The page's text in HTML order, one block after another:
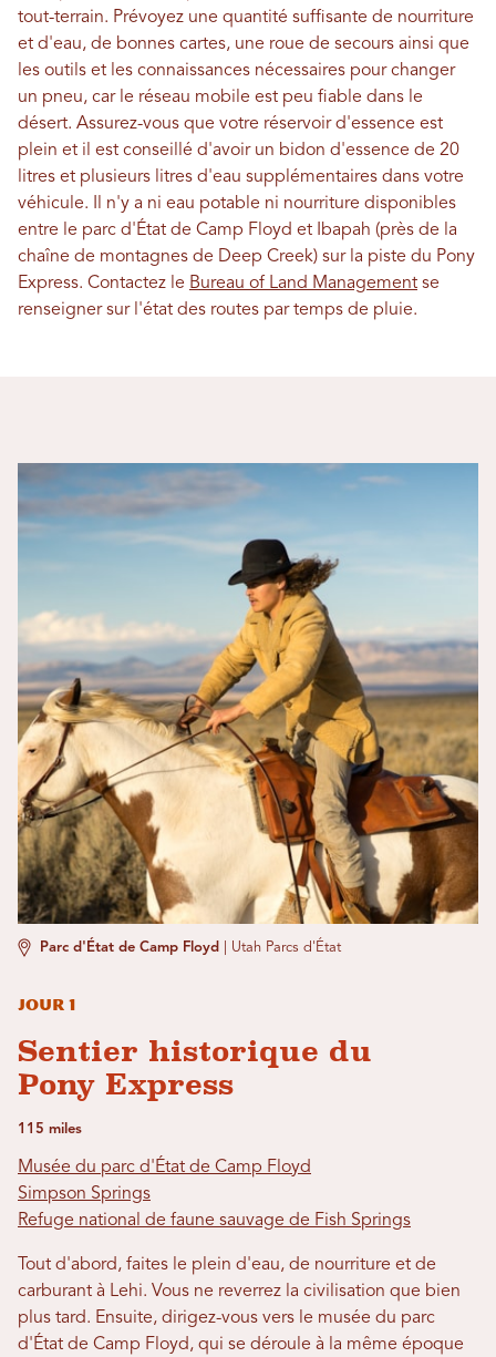
tout-terrain. Prévoyez une quantité suffisante de nourriture
et d'eau, de bonnes cartes, une roue de secours ainsi que
les outils et les connaissances nécessaires pour changer
un pneu, car le réseau mobile est peu fiable dans le
désert. Assurez-vous que votre réservoir d'essence est
plein et il est conseillé d'avoir un bidon d'essence de 20
litres et plusieurs litres d'eau supplémentaires dans votre
véhicule. Il n'y a ni eau potable ni nourriture disponibles
entre le parc d'État de Camp Floyd et Ibapah (près de la
chaîne de montagnes de Deep Creek) sur la piste du Pony
Express. Contactez le Bureau of Land Management se
renseigner sur l'état des routes par temps de pluie.
Parc d'État de Camp Floyd Utah Parcs d'État
Jour 1
Sentier historique du
Pony Express
115 miles
Musée du parc d'État de Camp Floyd
Simpson Springs
Refuge national de faune sauvage de Fish Springs
Tout d'abord, faites le plein d'eau, de nourriture et de
carburant à Lehi. Vous ne reverrez la civilisation que bien
plus tard. Ensuite, dirigez-vous vers le musée du parc
d'État de Camp Floyd, qui se déroule à la même époque